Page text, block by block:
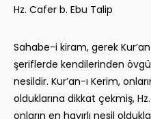
Hz. Cafer b. Ebu Talip
Sahabe-i kiram, gerek
şeriflerde kendilerinden
nesildir. Kur’an-ı Kerim,
olduklarına dikkat çekmiş,
onların en hayırlı nesil